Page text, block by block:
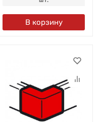
В корзину